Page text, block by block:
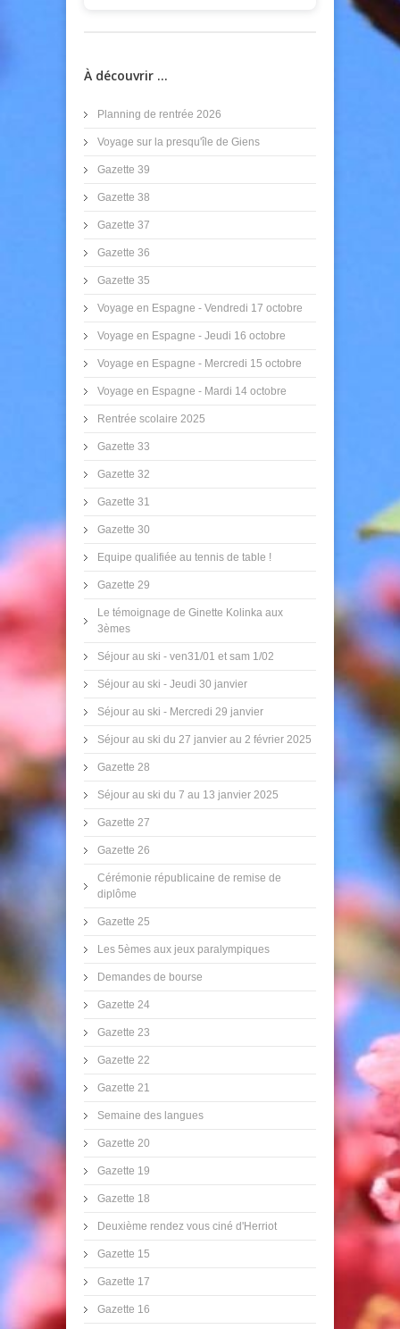
À découvrir ...
Planning de rentrée 2026
Voyage sur la presqu'île de Giens
Gazette 39
Gazette 38
Gazette 37
Gazette 36
Gazette 35
Voyage en Espagne - Vendredi 17 octobre
Voyage en Espagne - Jeudi 16 octobre
Voyage en Espagne - Mercredi 15 octobre
Voyage en Espagne - Mardi 14 octobre
Rentrée scolaire 2025
Gazette 33
Gazette 32
Gazette 31
Gazette 30
Equipe qualifiée au tennis de table !
Gazette 29
Le témoignage de Ginette Kolinka aux
3èmes
Séjour au ski - ven31/01 et sam 1/02
Séjour au ski - Jeudi 30 janvier
Séjour au ski - Mercredi 29 janvier
Séjour au ski du 27 janvier au 2 février 2025
Gazette 28
Séjour au ski du 7 au 13 janvier 2025
Gazette 27
Gazette 26
Cérémonie républicaine de remise de
diplôme
Gazette 25
Les 5èmes aux jeux paralympiques
Demandes de bourse
Gazette 24
Gazette 23
Gazette 22
Gazette 21
Semaine des langues
Gazette 20
Gazette 19
Gazette 18
Deuxième rendez vous ciné d'Herriot
Gazette 15
Gazette 17
Gazette 16